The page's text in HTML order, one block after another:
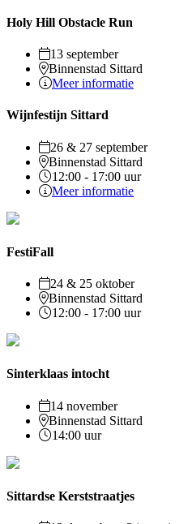
Holy Hill Obstacle Run
13 september
Binnenstad Sittard
Meer informatie
Wijnfestijn Sittard
26 & 27 september
Binnenstad Sittard
12:00 - 17:00 uur
Meer informatie
FestiFall
24 & 25 oktober
Binnenstad Sittard
12:00 - 17:00 uur
Sinterklaas intocht
14 november
Binnenstad Sittard
14:00 uur
Sittardse Kerststraatjes